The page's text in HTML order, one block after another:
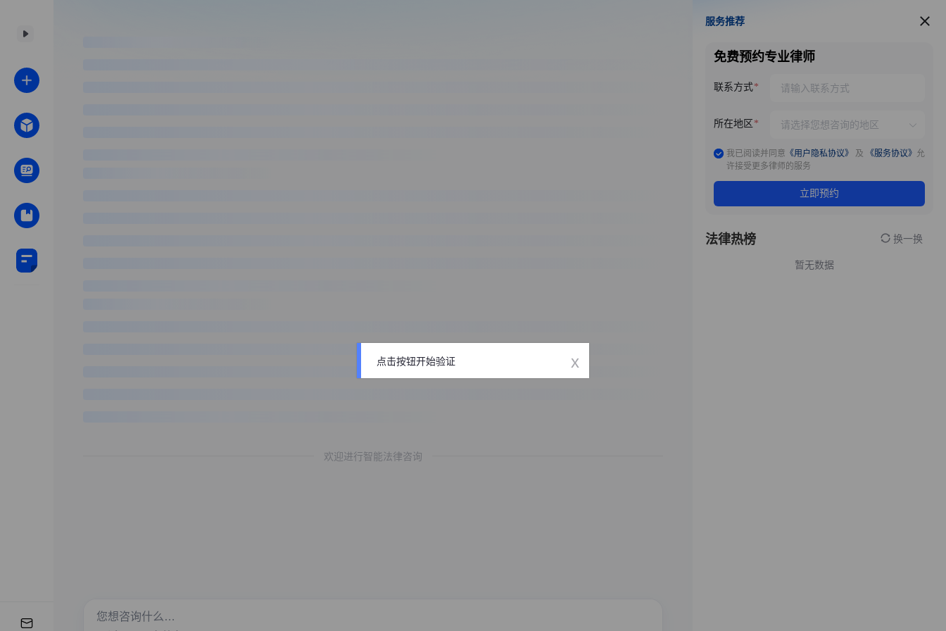
欢迎进行智能法律咨询
服务推荐
服务推荐
免费预约专业律师
联系方式
所在地区
我已阅读并同意 《用户隐私协议》 及 《服务协议》 允
许接受更多律师的服务
立即预约
法律热榜 换一换
暂无数据
点击按钮开始验证 x